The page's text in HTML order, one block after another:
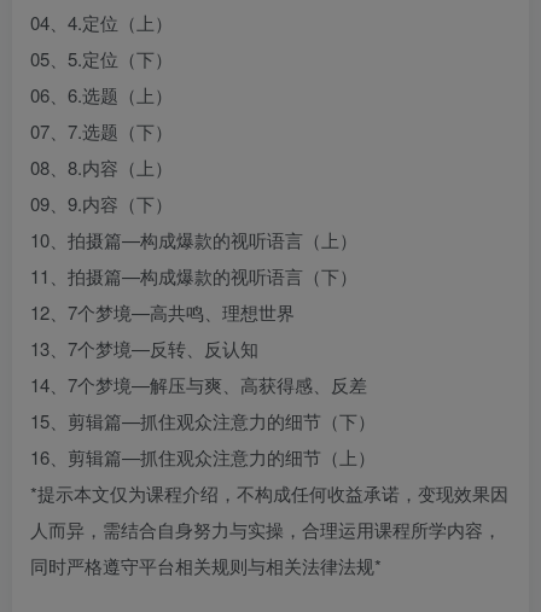
04、4.定位（上）
05、5.定位（下）
06、6.选题（上）
07、7.选题（下）
08、8.内容（上）
09、9.内容（下）
10、拍摄篇—构成爆款的视听语言（上）
11、拍摄篇—构成爆款的视听语言（下）
12、7个梦境—高共鸣、理想世界
13、7个梦境—反转、反认知
14、7个梦境—解压与爽、高获得感、反差
15、剪辑篇—抓住观众注意力的细节（下）
16、剪辑篇—抓住观众注意力的细节（上）
*提示本文仅为课程介绍，不构成任何收益承诺，变现效果因
人而异，需结合自身努力与实操，合理运用课程所学内容，
同时严格遵守平台相关规则与相关法律法规*